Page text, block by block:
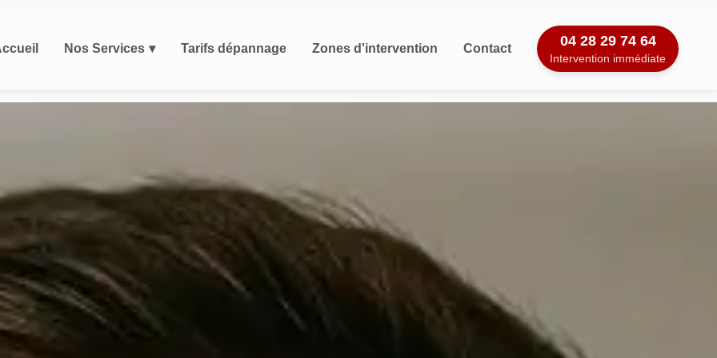
Nos Services Tarifs dépannage Zones d'intervention Contact 04 28 29 74 64
Intervention immédiate